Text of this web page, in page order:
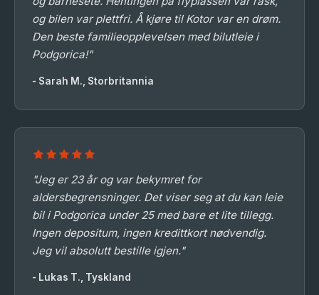
og bilen var plettfri. Å kjøre til Kotor var en drøm.
Den beste familieopplevelsen med bilutleie i
Podgorica!"
- Sarah M., Storbritannia
"Jeg er 23 år og var bekymret for
aldersbegrensninger. Det viser seg at du kan leie
bil i Podgorica under 25 med bare et lite tillegg.
Ingen depositum, ingen kredittkort nødvendig.
Jeg vil absolutt bestille igjen."
- Lukas T., Tyskland